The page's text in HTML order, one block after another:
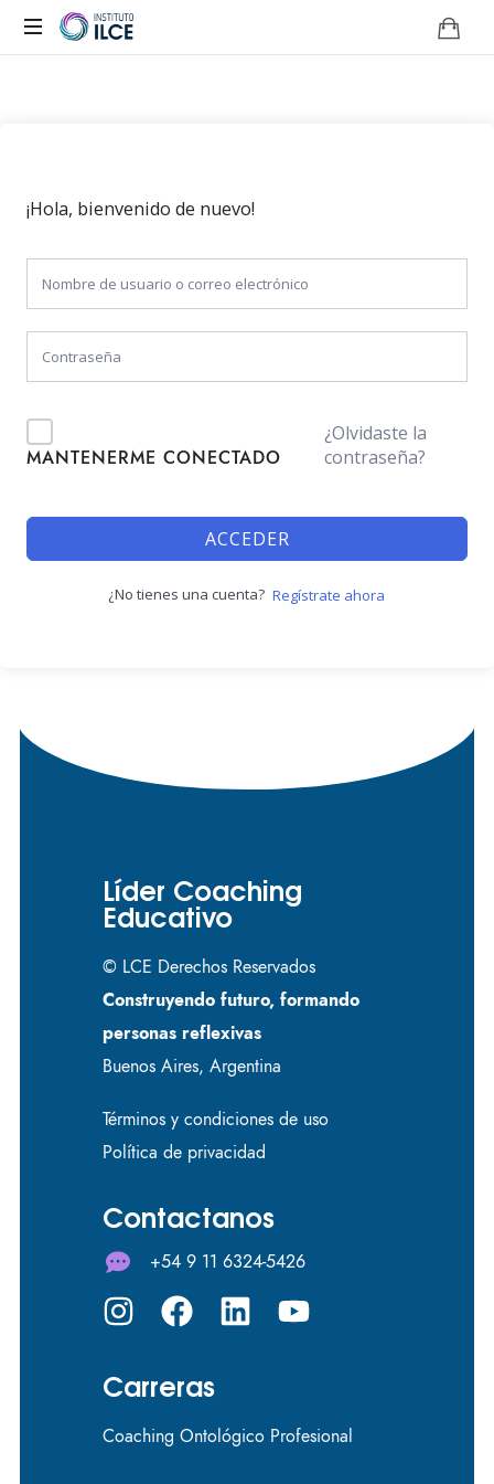
¡Hola, bienvenido de nuevo!
MANTENERME CONECTADO
¿Olvidaste la
contraseña?
ACCEDER
¿No tienes una cuenta? Regístrate ahora
Líder Coaching
Educativo
© LCE Derechos Reservados
Construyendo futuro, formando
personas reflexivas
Buenos Aires, Argentina
Términos y condiciones de uso
Política de privacidad
Contactanos
+54 9 11 6324-5426
Carreras
Coaching Ontológico Profesional